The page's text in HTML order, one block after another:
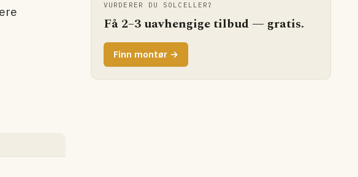
VURDERER DU SOLCELLER?
Få 2–3 uavhengige tilbud — gratis.
Finn montør →